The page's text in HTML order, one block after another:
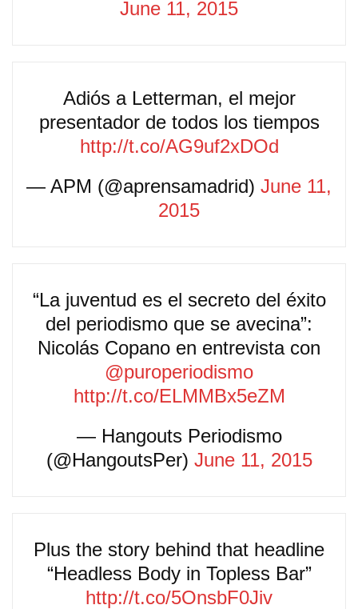
June 11, 2015
Adiós a Letterman, el mejor
presentador de todos los tiempos
http://t.co/AG9uf2xDOd
— APM (@aprensamadrid) June 11,
2015
“La juventud es el secreto del éxito
del periodismo que se avecina”:
Nicolás Copano en entrevista con
@puroperiodismo
http://t.co/ELMMBx5eZM
— Hangouts Periodismo
(@HangoutsPer) June 11, 2015
Plus the story behind that headline
“Headless Body in Topless Bar”
http://t.co/5OnsbF0Jiv